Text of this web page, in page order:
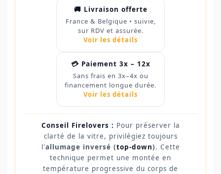
🚚 Livraison offerte
France & Belgique • suivie,
sur RDV et assurée.
Voir les détails
💳 Paiement 3x – 12x
Sans frais en 3x–4x ou
financement longue durée.
Voir les détails
Conseil Firelovers : Pour préserver la
clarté de la vitre, privilégiez toujours
l'allumage inversé (top-down). Cette
technique permet une montée en
température progressive du corps de